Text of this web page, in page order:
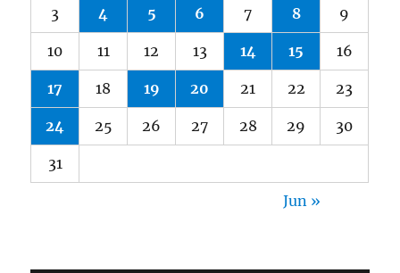
3 4 5 6 7 8 9
10 11 12 13 14 15 16
17 18 19 20 21 22 23
24 25 26 27 28 29 30
31
Jun »